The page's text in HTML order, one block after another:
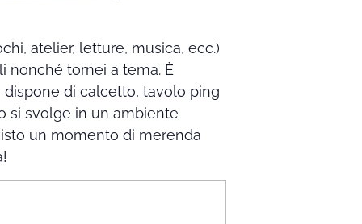
atelier, letture, musica, ecc.)
tornei a tema. È
di calcetto, tavolo ping
si svolge in un ambiente
un momento di merenda